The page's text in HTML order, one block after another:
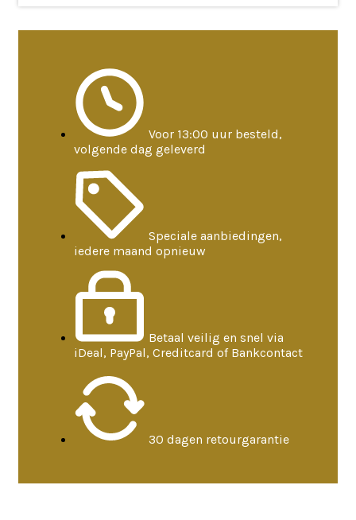
Voor 13:00 uur besteld,
volgende dag geleverd
Speciale aanbiedingen,
iedere maand opnieuw
Betaal veilig en snel via
iDeal, PayPal, Creditcard of Bankcontact
30 dagen retourgarantie